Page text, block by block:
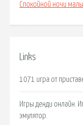
Спокойной ночи
Links
1071 игра от
Игры денди онлайн.
эмулятор.